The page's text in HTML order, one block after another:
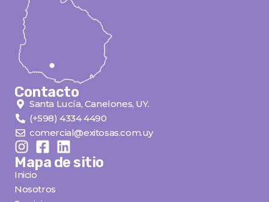
Contacto
Santa Lucía, Canelones, UY.
(+598) 4334 4490
comercial@exitosas.com.uy
Mapa de sitio
Inicio
Nosotros